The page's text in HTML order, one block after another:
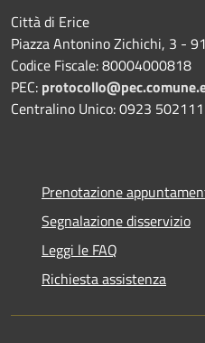
Città di Erice
Piazza Antonino Zichichi, 3 -
Codice Fiscale: 80004000818
PEC:
Centralino Unico: 0923 502111
Prenotazione
Segnalazione disservizio
Leggi le FAQ
Richiesta assistenza